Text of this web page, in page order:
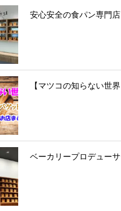
安心安全の食パン専門
【マツコの知らない世
ベーカリープロデュー